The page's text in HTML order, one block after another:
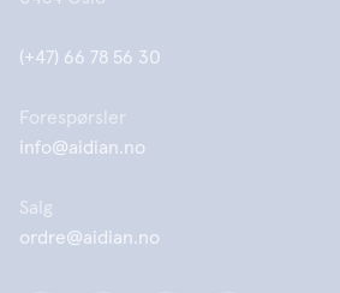
(+47) 66 78 56 30
Forespørsler
info@aidian.no
Salg
ordre@aidian.no